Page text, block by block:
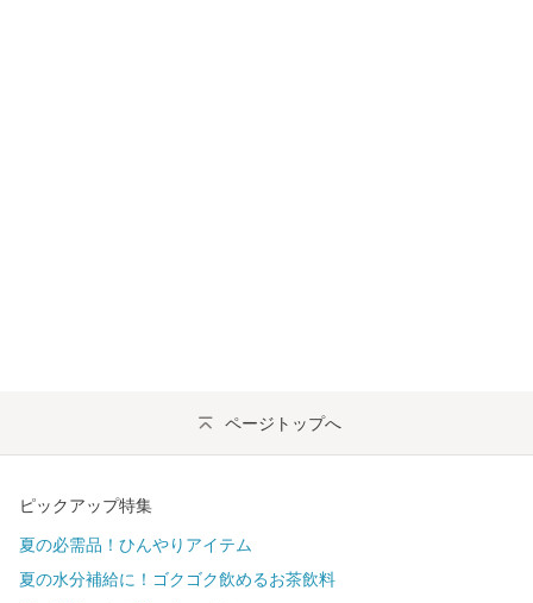
ページトップへ
ピックアップ特集
夏の必需品！ひんやりアイテム
夏の水分補給に！ゴクゴク飲めるお茶飲料